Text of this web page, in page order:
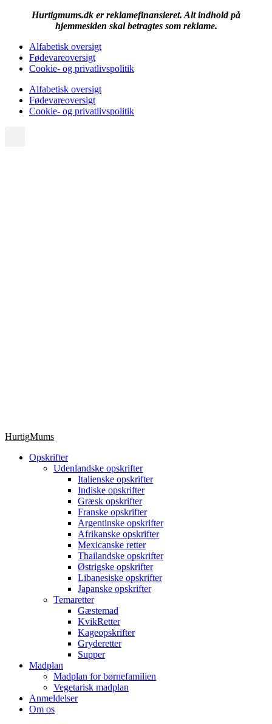
Hurtigmums.dk er reklamefinansieret. Alt indhold på
hjemmesiden skal betragtes som reklame.
Alfabetisk oversigt
Fødevareoversigt
Cookie- og privatlivspolitik
Alfabetisk oversigt
Fødevareoversigt
Cookie- og privatlivspolitik
HurtigMums
Opskrifter
Udenlandske opskrifter
Italienske opskrifter
Indiske opskrifter
Græsk opskrifter
Franske opskrifter
Argentinske opskrifter
Afrikanske opskrifter
Mexicanske retter
Thailandske opskrifter
Østrigske opskrifter
Libanesiske opskrifter
Japanske opskrifter
Temaretter
Gæstemad
KvikRetter
Kageopskrifter
Gryderetter
Supper
Madplan
Madplan for børnefamilien
Vegetarisk madplan
Anmeldelser
Om os